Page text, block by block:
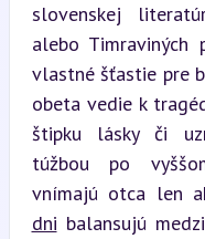
slovenskej
alebo Timraviných
vlastné šťastie pre
obeta vedie k
štipku lásky či
túžbou po
vnímajú otca len
dni balansujú